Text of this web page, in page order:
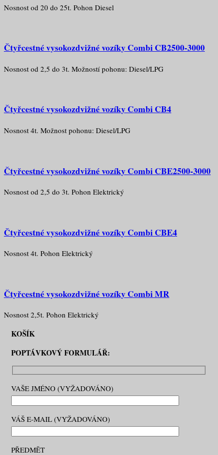
Nosnost od 20 do 25t. Pohon Diesel
Čtyřcestné vysokozdvižné vozíky Combi CB2500-3000
Nosnost od 2,5 do 3t. Možností pohonu: Diesel/LPG
Čtyřcestné vysokozdvižné vozíky Combi CB4
Nosnost 4t. Možnost pohonu: Diesel/LPG
Čtyřcestné vysokozdvižné vozíky Combi CBE2500-3000
Nosnost od 2,5 do 3t. Pohon Elektrický
Čtyřcestné vysokozdvižné vozíky Combi CBE4
Nosnost 4t. Pohon Elektrický
Čtyřcestné vysokozdvižné vozíky Combi MR
Nosnost 2,5t. Pohon Elektrický
KOŠÍK
POPTÁVKOVÝ FORMULÁŘ:
VAŠE JMÉNO (VYŽADOVÁNO)
VÁŠ E-MAIL (VYŽADOVÁNO)
PŘEDMĚT